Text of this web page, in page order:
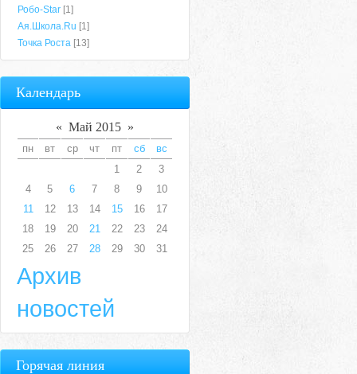
Робо-Star [1]
Ая.Школа.Ru [1]
Точка Роста [13]
Календарь
« Май 2015 »
пн вт ср чт пт сб
вс
1
2
3
4
5 6 7 8 9
10
11
12 13 14 15 16
17
18
19 20 21 22 23
24
25
26 27 28 29 30 31
Архив
новостей
Горячая линия